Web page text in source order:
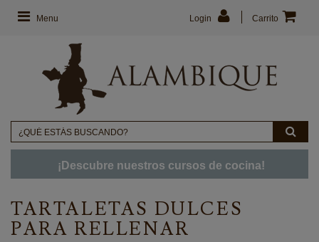
Menu Carrito
Login
¡Descubre nuestros cursos de cocina!
TARTALETAS DULCES
PARA RELLENAR